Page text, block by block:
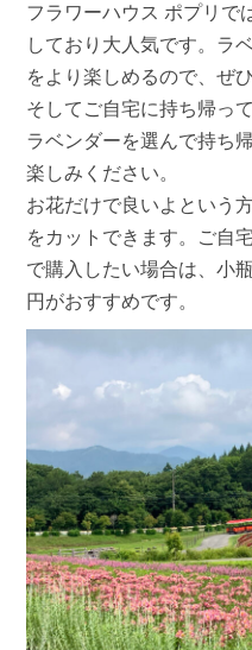
フラワーハウス ポプリで
しており大人気です。ラ
をより楽しめるので、ぜ
そしてご自宅に持ち帰っ
ラベンダーを選んで持ち
楽しみください。
お花だけで良いよという
をカットできます。ご自
で購入したい場合は、小
円がおすすめです。